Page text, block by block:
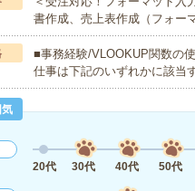
書作成、売上表作成（フォ
■事務経験/VLOOKUP関数の
仕事は下記のいずれかに該当
20代
30代 40代 50代